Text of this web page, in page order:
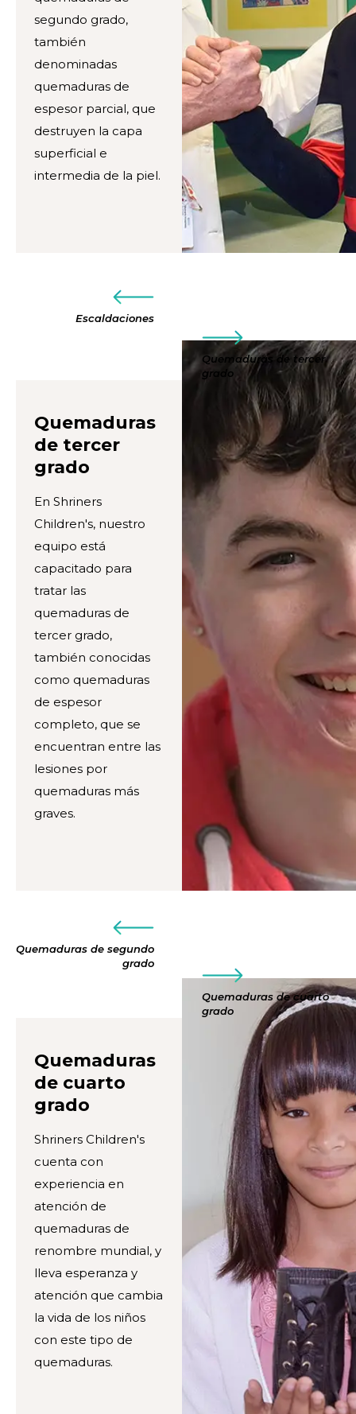
segundo grado,
también
denominadas
quemaduras de
espesor parcial, que
destruyen la capa
superficial e
intermedia de la piel.
Escaldaciones
Quemaduras de tercer
grado
Quemaduras
de tercer
grado
En Shriners
Children's, nuestro
equipo está
capacitado para
tratar las
quemaduras de
tercer grado,
también conocidas
como quemaduras
de espesor
completo, que se
encuentran entre las
lesiones por
quemaduras más
graves.
Quemaduras de segundo
grado
Quemaduras de cuarto
grado
Quemaduras
de cuarto
grado
Shriners Children's
cuenta con
experiencia en
atención de
quemaduras de
renombre mundial, y
lleva esperanza y
atención que cambia
la vida de los niños
con este tipo de
quemaduras.